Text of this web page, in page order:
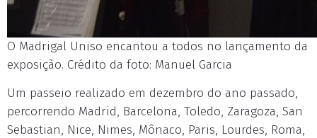
O Madrigal Uniso encantou a todos no lançamento da
exposição. Crédito da foto: Manuel Garcia
Um passeio realizado em dezembro do ano passado,
percorrendo Madrid, Barcelona, Toledo, Zaragoza, San
Sebastian, Nice, Nimes, Mônaco, Paris, Lourdes, Roma,